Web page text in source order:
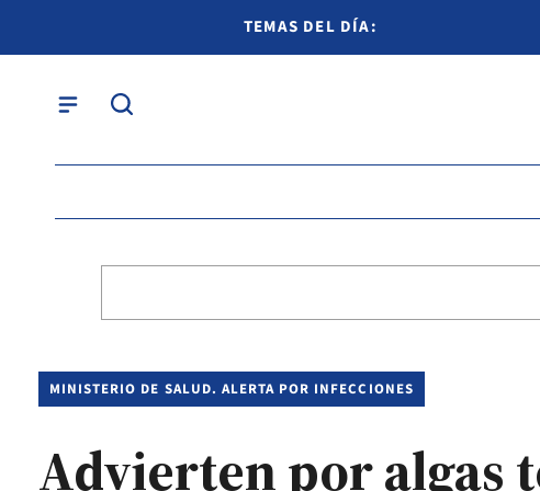
TEMAS DEL DÍA:
MINISTERIO DE SALUD. ALERTA POR INFECCIONES
Advierten por algas